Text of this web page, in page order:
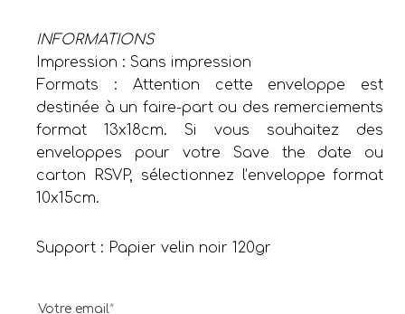
INFORMATIONS
Impression : Sans impression
Formats : Attention cette enveloppe est
destinée à un faire-part ou des remerciements
format 13x18cm. Si vous souhaitez des
enveloppes pour votre Save the date ou
carton RSVP, sélectionnez l’enveloppe format
10x15cm.
Support : Papier velin noir 120gr
Votre email*